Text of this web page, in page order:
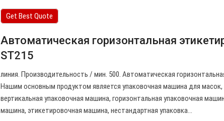
Get Best Quote
Автоматическая горизонтальная
ST215
линия. Производительность / мин. 500. Автоматическая
Нашим основным продуктом является упаковочная машина для масок,
вертикальная упаковочная машина, горизонтальная упаковочная
машина, этикетировочная машина, нестандартная упаковка…